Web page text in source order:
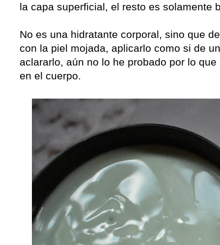
la capa superficial, el resto es solamente
No es una hidratante corporal, sino que
con la piel mojada, aplicarlo como si de
aclararlo, aún no lo he probado por lo
en el cuerpo.